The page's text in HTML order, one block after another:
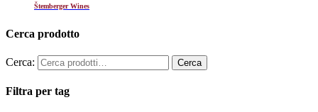
Štemberger Wines
Cerca prodotto
Cerca:
Filtra per tag